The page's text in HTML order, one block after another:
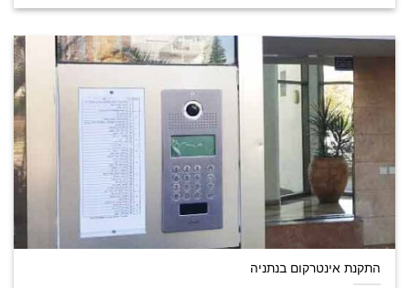
התקנת אינטרקום בנתניה